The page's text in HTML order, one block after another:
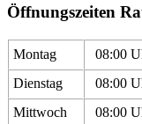
Öffnungszeiten
Montag 08:00
Dienstag
08:00
Mittwoch
08:00